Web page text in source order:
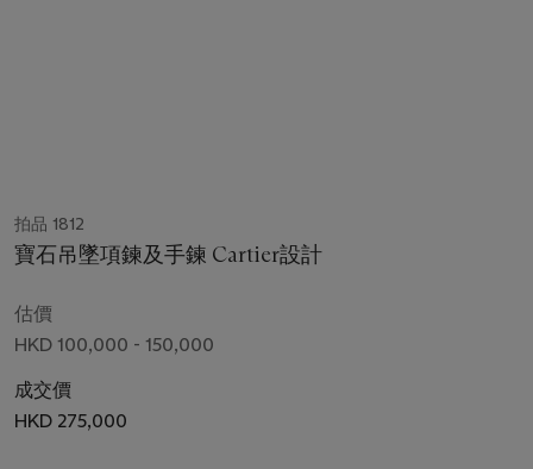
拍品 1812
寶石吊墜項鍊及手鍊 Cartier設計
估價
HKD 100,000 - 150,000
成交價
HKD 275,000